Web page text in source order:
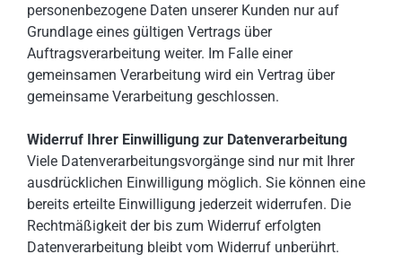
personenbezogene Daten unserer Kunden nur auf
Grundlage eines gültigen Vertrags über
Auftragsverarbeitung weiter. Im Falle einer
gemeinsamen Verarbeitung wird ein Vertrag über
gemeinsame Verarbeitung geschlossen.
Widerruf Ihrer Einwilligung zur Datenverarbeitung
Viele Datenverarbeitungsvorgänge sind nur mit Ihrer
ausdrücklichen Einwilligung möglich. Sie können eine
bereits erteilte Einwilligung jederzeit widerrufen. Die
Rechtmäßigkeit der bis zum Widerruf erfolgten
Datenverarbeitung bleibt vom Widerruf unberührt.